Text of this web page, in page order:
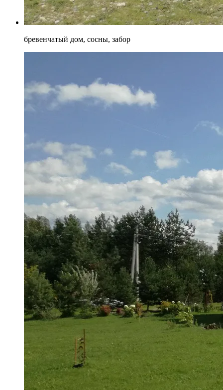
бревенчатый дом, сосны, забор